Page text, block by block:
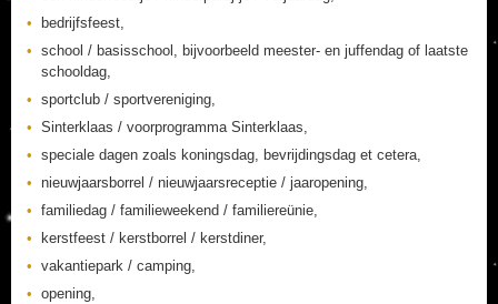
bedrijfsfeest,
school / basisschool, bijvoorbeeld meester- en juffendag of laatste
schooldag,
sportclub / sportvereniging,
Sinterklaas / voorprogramma Sinterklaas,
speciale dagen zoals koningsdag, bevrijdingsdag et cetera,
nieuwjaarsborrel / nieuwjaarsreceptie / jaaropening,
familiedag / familieweekend / familiereünie,
kerstfeest / kerstborrel / kerstdiner,
vakantiepark / camping,
opening,